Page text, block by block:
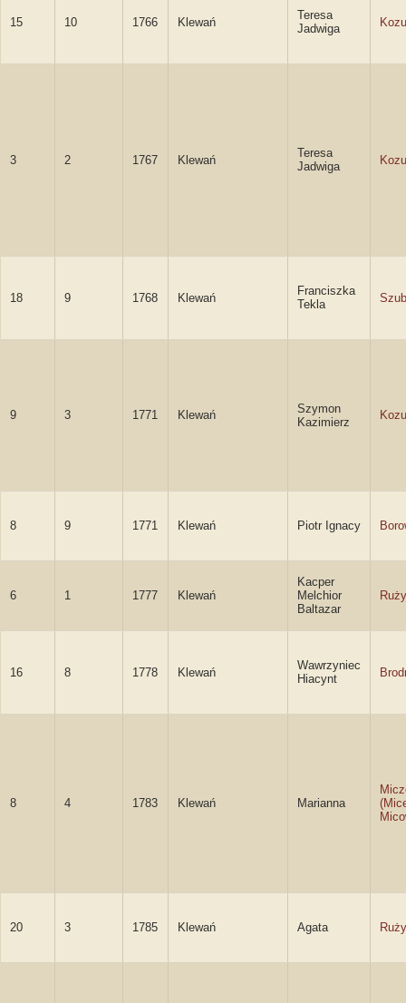
15 10 1766 Klewań
Teresa
Jadwiga
3 2 1767 Klewań
Teresa
Jadwiga
18 9 1768 Klewań
Franciszka
Tekla
9 3 1771 Klewań
Szymon
Kazimierz
8 9 1771 Klewań Piotr Ignacy
6 1 1777 Klewań
Kacper
Melchior
Baltazar
16 8 1778 Klewań
Wawrzyniec
Hiacynt
8 4 1783 Klewań Marianna
20 3 1785 Klewań Agata